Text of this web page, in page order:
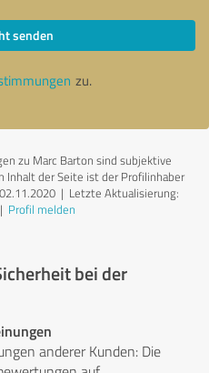
senden
zu.
zu Marc Barton sind subjektive
der Seite ist der Profilinhaber
| Letzte Aktualisierung:
| Profil melden
bei der
anderer Kunden: Die